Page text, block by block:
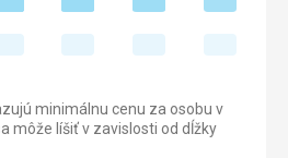
minimálnu cenu za osobu v
môže líšiť v zavislosti od dĺžky